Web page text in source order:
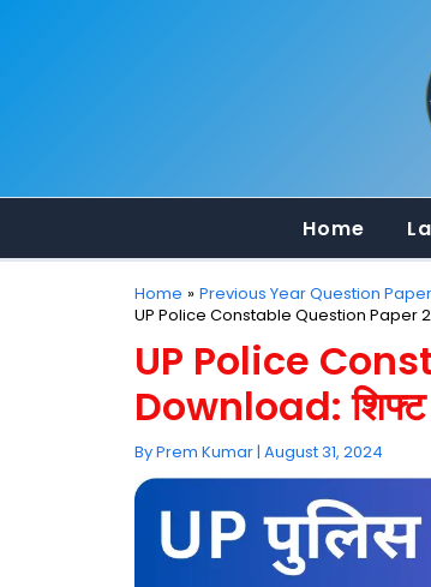
Home
Home
Previous Year Question Paper
UP Police Constable Question Paper
UP Police
Download: शिफ्ट
ByPrem Kumar| August 31, 2024